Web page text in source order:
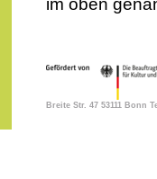
im oben
Breite Str. 47 53111 Bonn